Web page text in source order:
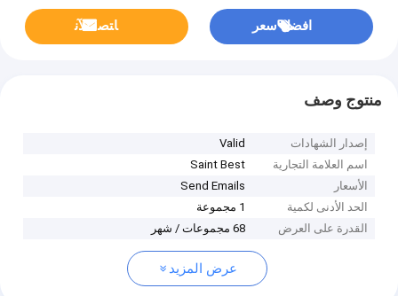
افضل سعر ﺎﺘﺼﻟ ﺍﻶﻧ
منتوج وصف
إصدار الشهادات
Valid
اسم العلامة التجارية
Saint Best
الأسعار
Send Emails
الحد الأدنى لكمية
1 مجموعة
القدرة على العرض
68 مجموعات / شهر
عرض المزيد